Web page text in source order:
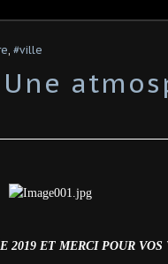
#ville
2019 ET MERCI POUR